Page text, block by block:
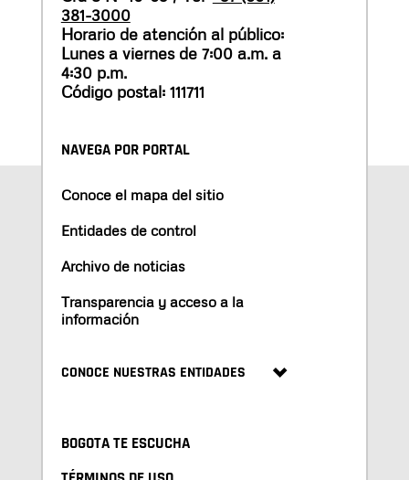
381-3000
Horario de atención al público:
Lunes a viernes de 7:00 a.m. a
4:30 p.m.
Código postal: 111711
NAVEGA POR PORTAL
Conoce el mapa del sitio
Entidades de control
Archivo de noticias
Transparencia y acceso a la
información
CONOCE NUESTRAS ENTIDADES
BOGOTA TE ESCUCHA